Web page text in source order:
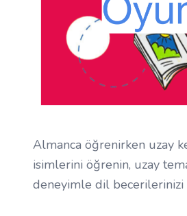
Almanca öğrenirken uzay
isimlerini öğrenin, uzay
deneyimle dil becerilerinizi